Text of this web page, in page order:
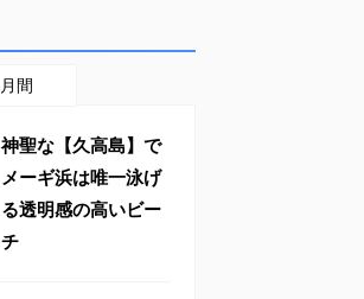
月間
神聖な【久高島】で
メーギ浜は唯一泳げ
る透明感の高いビー
チ